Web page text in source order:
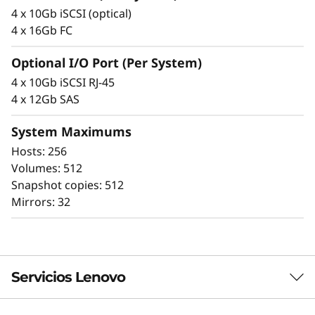
e
m
D
E
2
0
0
H
2
redundantes, funcionalidades avanzadas de
protección de datos y amplia capacidad de
diagnóstico.
También es sumamente segura, con una
integridad de datos absoluta que protege tus
datos comerciales importantes, así como la
información personal confidencial de tus
clientes.
4 x 10Gb iSCSI (optical)
4 x 16Gb FC
Optional I/O Port (Per System)
4 x 10Gb iSCSI RJ-45
4 x 12Gb SAS
System Maximums
Hosts: 256
Volumes: 512
Snapshot copies: 512
Mirrors: 32
Servicios Lenovo